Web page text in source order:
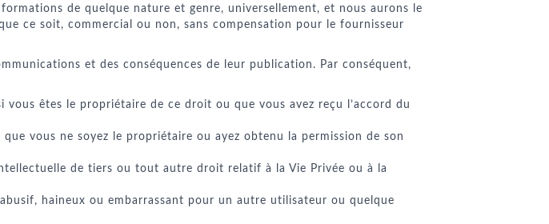
de quelque nature et genre, universellement, et nous aurons le
ce soit, commercial ou non, sans compensation pour le fournisseur
et des conséquences de leur publication. Par conséquent,
êtes le propriétaire de ce droit ou que vous avez reçu l’accord du
vous ne soyez le propriétaire ou ayez obtenu la permission de son
de tiers ou tout autre droit relatif à la Vie Privée ou à la
haineux ou embarrassant pour un autre utilisateur ou quelque